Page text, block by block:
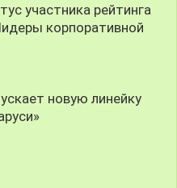
участника рейтинга
корпоративной
новую линейку